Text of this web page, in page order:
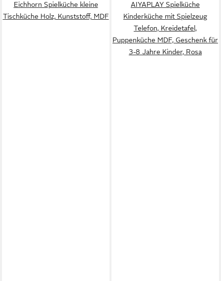
Eichhorn Spielküche kleine
Tischküche Holz, Kunststoff, MDF
AIYAPLAY Spielküche
Kinderküche mit Spielzeug
Telefon, Kreidetafel,
Puppenküche MDF, Geschenk für
3-8 Jahre Kinder, Rosa